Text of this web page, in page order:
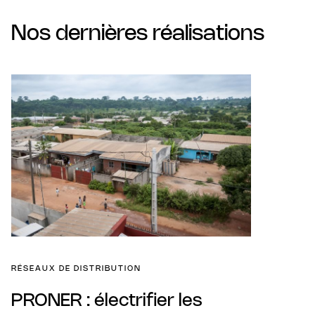
Nos dernières réalisations
RÉSEAUX DE DISTRIBUTION
PRONER : électrifier les